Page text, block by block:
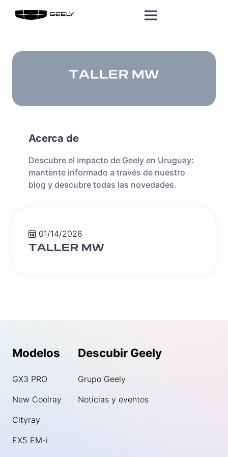
TALLER MW
01/14/2026
TALLER MW
Acerca de
Descubre el impacto de Geely en Uruguay:
mantente informado a través de nuestro
blog y descubre todas las novedades.
Modelos
GX3 PRO
New Coolray
Cityray
EX5 EM-i
Descubir Geely
Grupo Geely
Noticias y eventos